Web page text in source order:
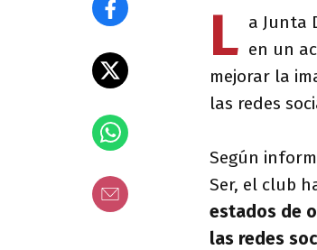
L a Junta
en un
mejorar la
las redes
Según
Ser, el club
estados de
las redes